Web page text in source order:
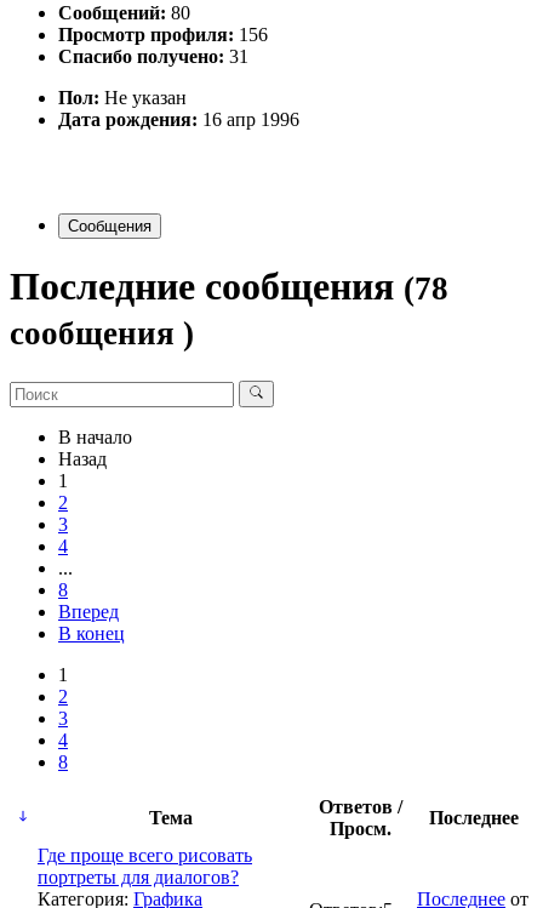
Сообщений: 80
Просмотр профиля: 156
Спасибо получено: 31
Пол: Не указан
Дата рождения: 16 апр 1996
Сообщения
Последние сообщения (78
сообщения )
В начало
Назад
1
2
3
4
...
8
Вперед
В конец
1
2
3
4
8
Тема
Ответов /
Просм.
Последнее
Где проще всего рисовать
портреты для диалогов?
Категория: Графика Последнее от